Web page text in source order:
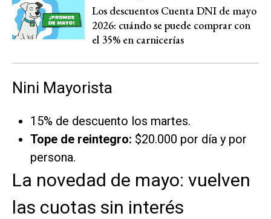
Los descuentos Cuenta DNI de mayo
2026: cuándo se puede comprar con
el 35% en carnicerías
Nini Mayorista
15% de descuento los martes.
Tope de reintegro: $20.000 por día y por
persona.
La novedad de mayo: vuelven
las cuotas sin interés